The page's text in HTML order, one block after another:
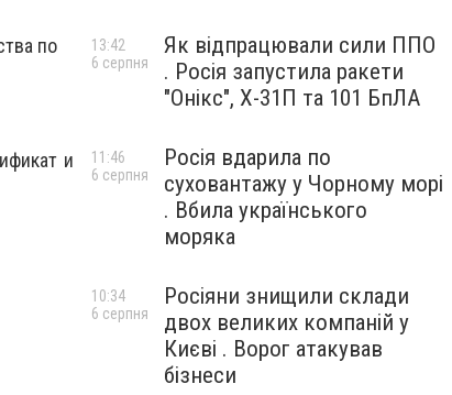
по
и
Як відпрацювали сили ППО
. Росія запустила ракети
"Онікс", Х-31П та 101 БпЛА
13:42
6 серпня
Росія вдарила по
суховантажу у Чорному морі
. Вбила українського
моряка
11:46
6 серпня
Росіяни знищили склади
двох великих компаній у
Києві . Ворог атакував
бізнеси
10:34
6 серпня